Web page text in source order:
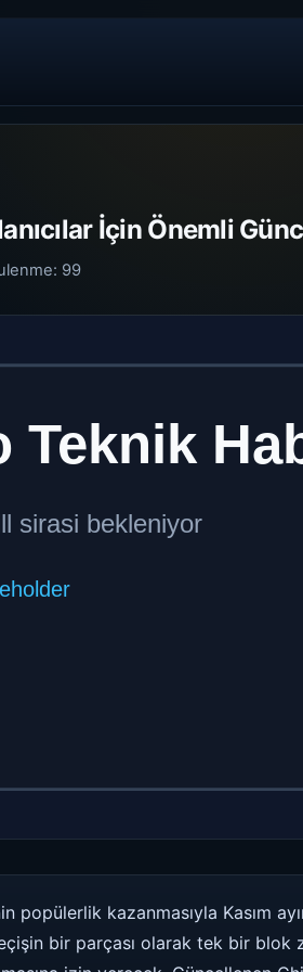
İçin Önemli
99
popülerlik kazanmasıyla Kasım
bir parçası olarak tek bir blok